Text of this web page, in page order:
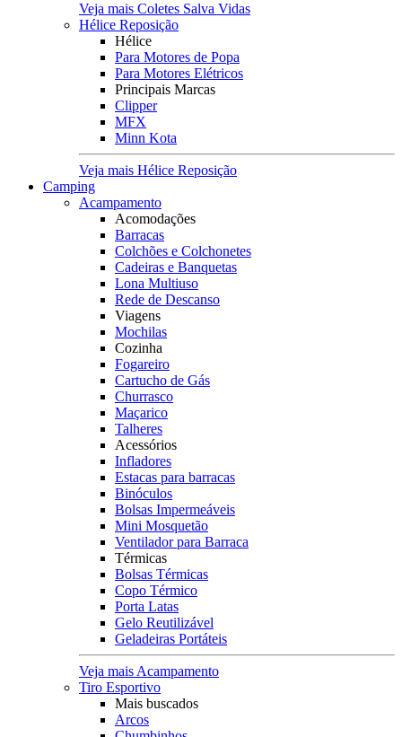
Veja mais Coletes Salva Vidas
Hélice Reposição
Hélice
Para Motores de Popa
Para Motores Elétricos
Principais Marcas
Clipper
MFX
Minn Kota
Veja mais Hélice Reposição
Camping
Acampamento
Acomodações
Barracas
Colchões e Colchonetes
Cadeiras e Banquetas
Lona Multiuso
Rede de Descanso
Viagens
Mochilas
Cozinha
Fogareiro
Cartucho de Gás
Churrasco
Maçarico
Talheres
Acessórios
Infladores
Estacas para barracas
Binóculos
Bolsas Impermeáveis
Mini Mosquetão
Ventilador para Barraca
Térmicas
Bolsas Térmicas
Copo Térmico
Porta Latas
Gelo Reutilizável
Geladeiras Portáteis
Veja mais Acampamento
Tiro Esportivo
Mais buscados
Arcos